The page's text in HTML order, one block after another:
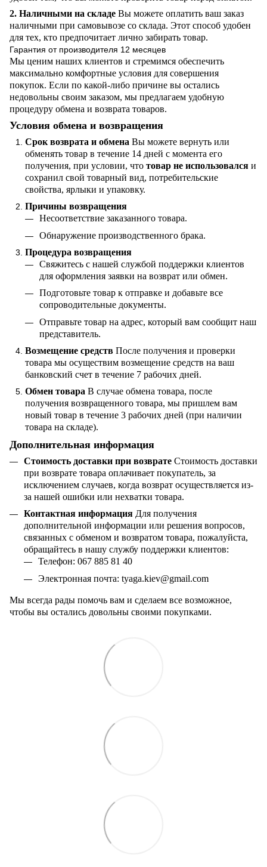
2. Наличными на складе Вы можете оплатить ваш заказ
наличными при самовывозе со склада. Этот способ удобен
для тех, кто предпочитает лично забирать товар.
Гарантия от производителя 12 месяцев
Мы ценим наших клиентов и стремимся обеспечить
максимально комфортные условия для совершения
покупок. Если по какой-либо причине вы остались
недовольны своим заказом, мы предлагаем удобную
процедуру обмена и возврата товаров.
Условия обмена и возвращения
Срок возврата и обмена Вы можете вернуть или
обменять товар в течение 14 дней с момента его
получения, при условии, что товар не использовался и
сохранил свой товарный вид, потребительские
свойства, ярлыки и упаковку.
Причины возвращения
Несоответствие заказанного товара.
Обнаружение производственного брака.
Процедура возвращения
Свяжитесь с нашей службой поддержки клиентов
для оформления заявки на возврат или обмен.
Подготовьте товар к отправке и добавьте все
сопроводительные документы.
Отправьте товар на адрес, который вам сообщит наш
представитель.
Возмещение средств После получения и проверки
товара мы осуществим возмещение средств на ваш
банковский счет в течение 7 рабочих дней.
Обмен товара В случае обмена товара, после
получения возвращенного товара, мы пришлем вам
новый товар в течение 3 рабочих дней (при наличии
товара на складе).
Дополнительная информация
Стоимость доставки при возврате Стоимость доставки
при возврате товара оплачивает покупатель, за
исключением случаев, когда возврат осуществляется из-
за нашей ошибки или нехватки товара.
Контактная информация Для получения
дополнительной информации или решения вопросов,
связанных с обменом и возвратом товара, пожалуйста,
обращайтесь в нашу службу поддержки клиентов:
Телефон: 067 885 81 40
Электронная почта: tyaga.kiev@gmail.com
Мы всегда рады помочь вам и сделаем все возможное,
чтобы вы остались довольны своими покупками.